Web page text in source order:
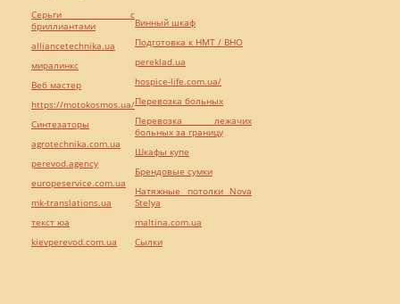
Серьги с
бриллиантами
alliancetechnika.ua
миралинкс
Веб мастер
https://motokosmos.ua/
Синтезаторы
agrotechnika.com.ua
perevod.agency
europeservice.com.ua
mk-translations.ua
текст юа
kievperevod.com.ua
Винный шкаф
Подготовка к НМТ / ВНО
pereklad.ua
hospice-life.com.ua/
Перевозка больных
Перевозка лежачих
больных за границу
Шкафы купе
Брендовые сумки
Натяжные потолки Nova
Stelya
maltina.com.ua
Cылки